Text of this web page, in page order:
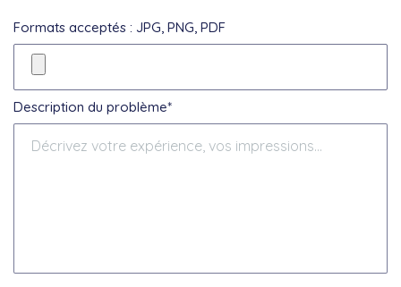
Formats acceptés : JPG, PNG, PDF
Description du problème*